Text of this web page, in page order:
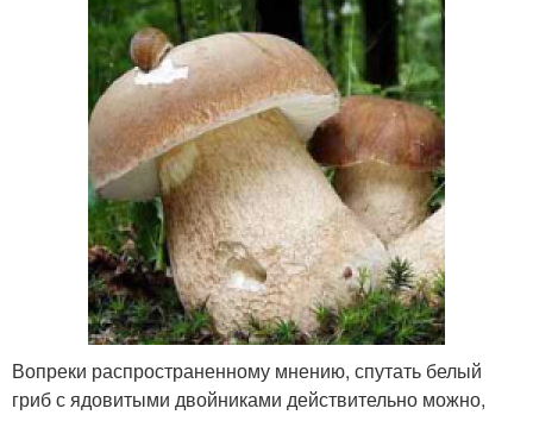
Вопреки распространенному мнению, спутать белый
гриб с ядовитыми двойниками действительно можно,